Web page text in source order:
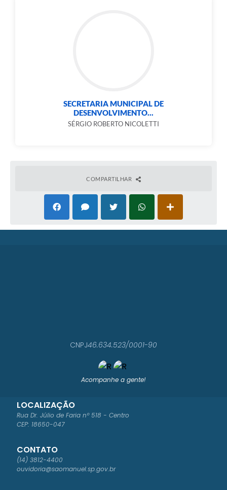
SECRETARIA MUNICIPAL DE
DESENVOLVIMENTO...
SÉRGIO ROBERTO NICOLETTI
COMPARTILHAR
Acompanhe a gente!
LOCALIZAÇÃO
Rua Dr. Júlio de Faria nº 518 - Centro
CEP: 18650-047
CONTATO
(14) 3812-4400
ouvidoria@saomanuel.sp.gov.br
CNPJ46.634.523/0001-90